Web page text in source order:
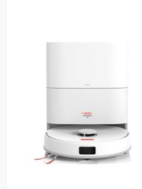
Vista Previa